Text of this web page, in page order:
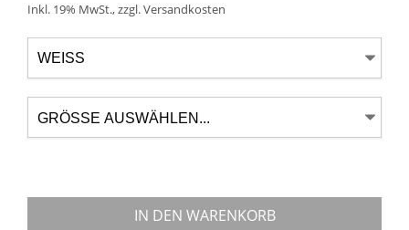
Inkl. 19% MwSt.,zzgl.Versandkosten
IN DEN WARENKORB